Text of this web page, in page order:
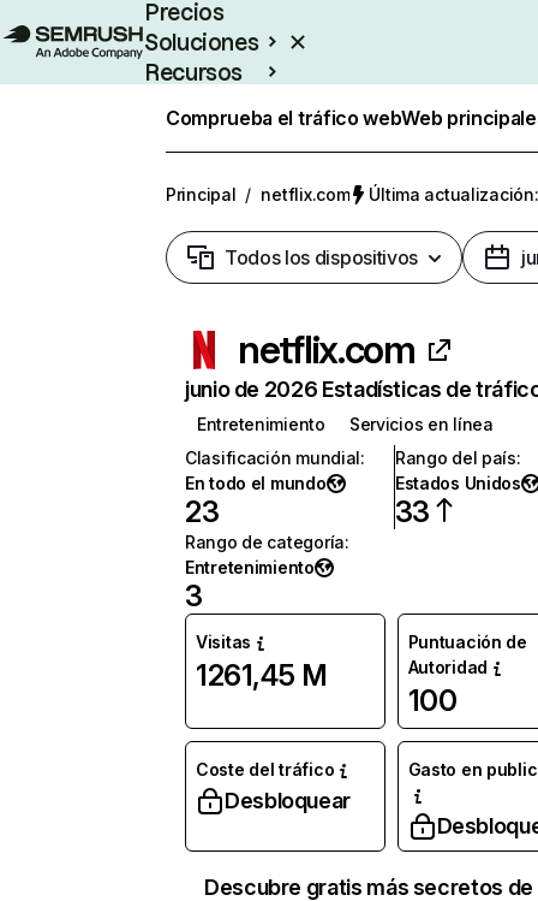
Precios
Soluciones
Recursos
Comprueba el tráfico webWeb
Principal / netflix.com Última
Todos los dispositivos
netflix.com
junio de 2026 Estadísticas de
Entretenimiento
Servicios en línea
Clasificación mundial:
En todo el mundo
23
Rango del país:
Estados Unidos
33
Rango de categoría:
Entretenimiento
3
Visitas
1261,45 M
Puntuación de
Autoridad
100
Coste del tráfico
Desbloquear
Gasto en
Descubre gratis más secretos de